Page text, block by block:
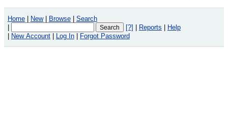
Home New Browse
Search
[?] Reports
Help
New Account Log In Forgot Password